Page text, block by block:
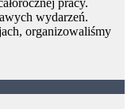
pracy.
wydarzeń.
organizowaliśmy